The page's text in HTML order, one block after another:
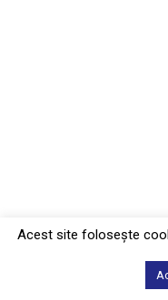
Acest site foloseşte